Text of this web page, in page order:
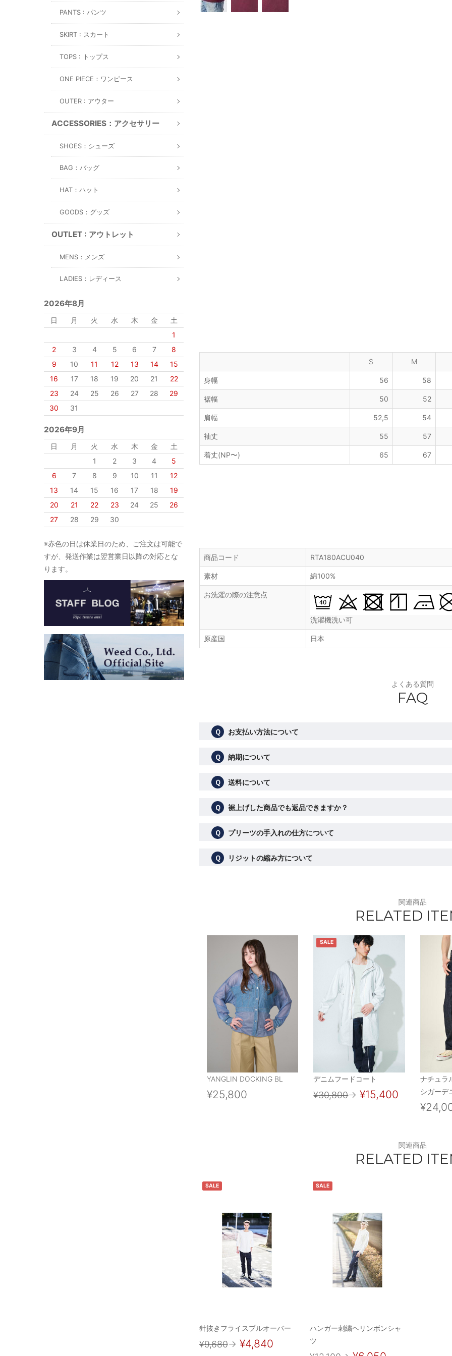
PANTS : パンツ
SKIRT : スカート
TOPS : トップス
ONE PIECE：ワンピース
OUTER : アウター
ACCESSORIES：アクセサリー
SHOES：シューズ
BAG：バッグ
HAT：ハット
GOODS：グッズ
OUTLET : アウトレット
MENS：メンズ
LADIES：レディース
2026年8月
日 月 火 水 木 金
土
1
2
3 4 5 6 7
8
9
10 11 12 13 14
15
16
17 18 19 20 21
22
23
24 25 26 27 28
29
30
31
2026年9月
日 月 火 水 木 金
土
1
2 3 4
5
6
7 8 9 10 11
12
13
14 15 16 17 18
19
20
21 22 23 24 25
26
27
28 29 30
※赤色の日は休業日のため、ご注文は可能で
すが、発送作業は翌営業日以降の対応とな
ります。
S M
身幅 56 58
裾幅 50 52
肩幅 52,5 54
袖丈 55 57
着丈(NP〜) 65 67
商品コード RTA180ACU040
素材 綿100%
お洗濯の際の注意点
洗濯機洗い可
原産国 日本
よくある質問
FAQ
Ｑ お支払い方法について
Ｑ 納期について
Ｑ 送料について
Ｑ 裾上げした商品でも返品できますか？
Ｑ プリーツの手入れの仕方について
Ｑ リジットの縮み方について
関連商品
RELATED
YANGLIN DOCKING BL
¥25,800
SALE
デニムフードコート
¥30,800→ ¥15,400
ナチュラ
シガーデ
関連商品
RELATED
SALE
針抜きフライスプルオーバー
¥9,680→ ¥4,840
SALE
ハンガー刺繍ヘリンボンシャ
ツ